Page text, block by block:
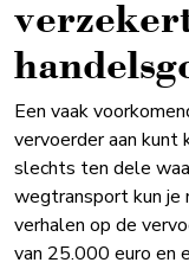
Een vaak
vervoerder aan kunt
slechts ten dele
wegtransport kun je
verhalen op de
van 25.000 euro en